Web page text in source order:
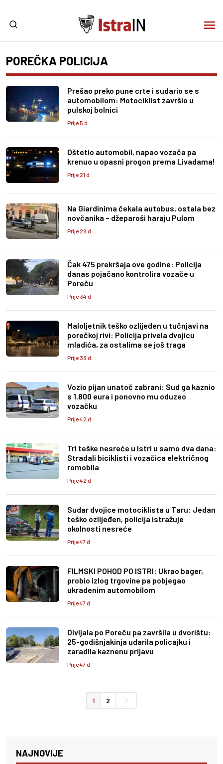
POREČKA POLICIJA
Prešao preko pune crte i sudario se s
automobilom: Motociklist završio u
pulskoj bolnici
Prije 5 d
Oštetio automobil, napao vozača pa
krenuo u opasni progon prema Livadama!
Prije 21 d
Na Giardinima čekala autobus, ostala bez
novčanika – džeparoši haraju Pulom
Prije 28 d
Čak 475 prekršaja ove godine: Policija
danas pojačano kontrolira vozače u
Poreču
Prije 34 d
Maloljetnik teško ozlijeđen u tučnjavi na
porečkoj rivi: Policija privela dvojicu
mladića, za ostalima se još traga
Prije 38 d
Vozio pijan unatoč zabrani: Sud ga kaznio
s 1.800 eura i ponovno mu oduzeo
vozačku
Prije 42 d
Tri teške nesreće u Istri u samo dva dana:
Stradali biciklisti i vozačica električnog
romobila
Prije 42 d
Sudar dvojice motociklista u Taru: Jedan
teško ozlijeđen, policija istražuje
okolnosti nesreće
Prije 47 d
FILMSKI POHOD PO ISTRI: Ukrao bager,
probio izlog trgovine pa pobjegao
ukradenim automobilom
Prije 47 d
Divljala po Poreču pa završila u dvorištu:
25-godišnjakinja udarila policajku i
zaradila kaznenu prijavu
Prije 47 d
1 2
NAJNOVIJE